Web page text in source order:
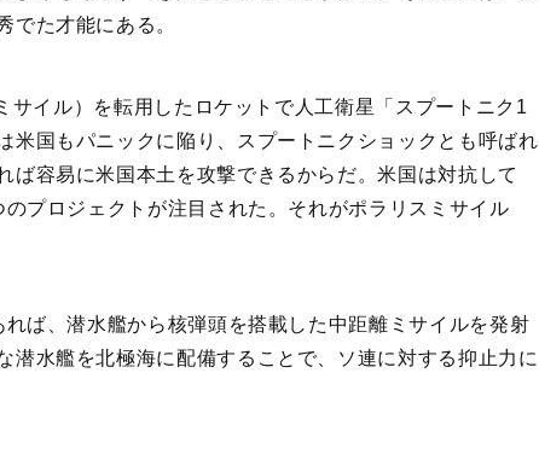
でた才能にある。
サイル）を転用したロケットで人工衛星「スプートニク1
米国もパニックに陥り、スプートニクショックとも呼ばれ
ば容易に米国本土を攻撃できるからだ。米国は対抗して
プロジェクトが注目された。それがポラリスミサイル
ば、潜水艦から核弾頭を搭載した中距離ミサイルを発射
潜水艦を北極海に配備することで、ソ連に対する抑止力に